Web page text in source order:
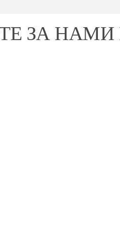
ЗА